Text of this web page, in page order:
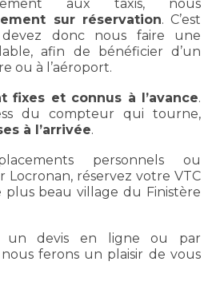
aux taxis, nous
sur réservation. C’est
donc nous faire une
afin de bénéficier d’un
ou à l’aéroport.
fixes et connus à l’avance.
du compteur qui tourne,
à l’arrivée.
personnels ou
Locronan, réservez votre VTC
plus beau village du Finistère
un devis en ligne ou par
ferons un plaisir de vous